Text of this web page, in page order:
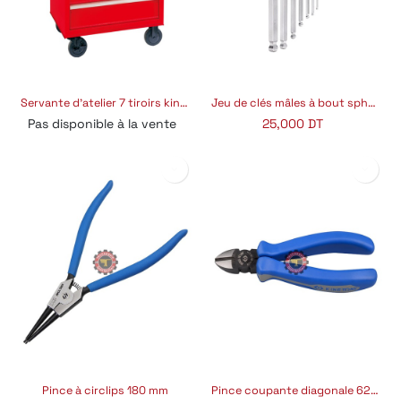
Servante d'atelier 7 tiroirs king tony
Pas disponible à la vente
Jeu de clés mâles à bout sphérique 07 pièces
25,000DT
Pince à circlips 180 mm Pince coupante diagonale 6211-06